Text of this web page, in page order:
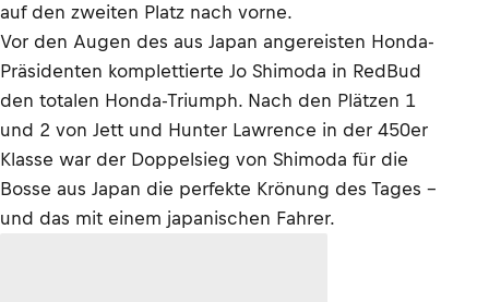
auf den zweiten Platz nach vorne.
Vor den Augen des aus Japan angereisten Honda-
Präsidenten komplettierte Jo Shimoda in RedBud
den totalen Honda-Triumph. Nach den Plätzen 1
und 2 von Jett und Hunter Lawrence in der 450er
Klasse war der Doppelsieg von Shimoda für die
Bosse aus Japan die perfekte Krönung des Tages –
und das mit einem japanischen Fahrer.